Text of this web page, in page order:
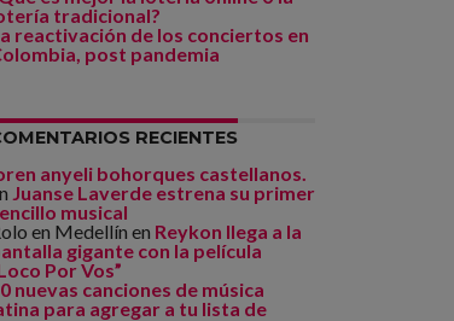
tradicional?
reactivación de los conciertos en
post pandemia
RECIENTES
anyeli bohorques castellanos.
Juanse Laverde estrena su primer
musical
en Medellín en Reykon llega a la
gigante con la película
Por Vos”
nuevas canciones de música
para agregar a tu lista de